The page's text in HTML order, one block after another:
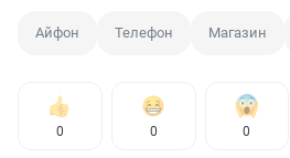
Айфон Телефон Магазин
0 0 0